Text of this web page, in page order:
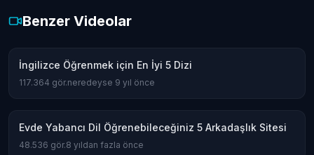
Benzer Videolar
İngilizce Öğrenmek için En İyi 5 Dizi
117.364 gör.neredeyse 9 yıl önce
Evde Yabancı Dil Öğrenebileceğiniz 5 Arkadaşlık Sitesi
48.536 gör.8 yıldan fazla önce